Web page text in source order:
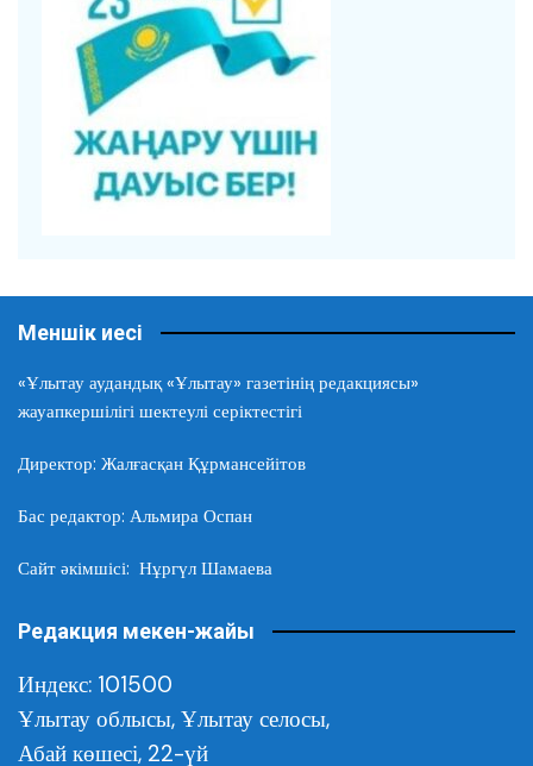
Меншік иесі
«Ұлытау аудандық «Ұлытау» газетінің редакциясы»
жауапкершілігі шектеулі серіктестігі
Директор: Жалғасқан Құрмансейітов
Бас редактор: Альмира Оспан
Сайт әкімшісі: Нұргүл Шамаева
Редакция мекен-жайы
Индекс: 101500
Ұлытау облысы, Ұлытау селосы,
Абай көшесі, 22-үй